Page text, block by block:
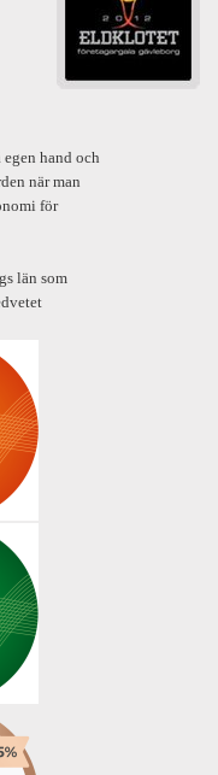
hand och
när man
för
län som